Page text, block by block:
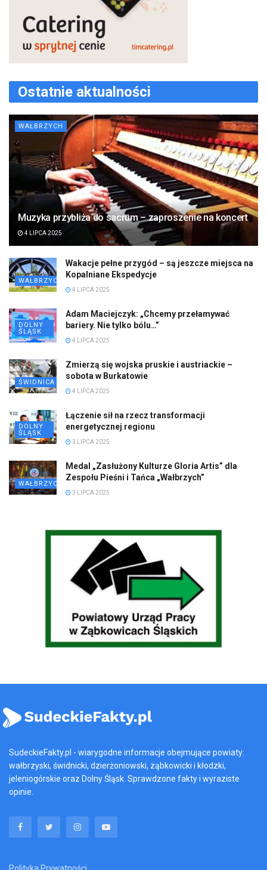
Ostatnie aktualności
WAŁBRZYCH
Muzyka przybliża do sacrum – zaproszenie na koncert
4 LIPCA 2025
WAŁBRZYCH
Wakacje pełne przygód – są jeszcze miejsca na
Kopalniane Ekspedycje
4 LIPCA 2025
DOLNY
ŚLĄSK
Adam Maciejczyk: „Chcemy przełamywać
bariery. Nie tylko bólu…”
4 LIPCA 2025
ŚWIDNICA
Zmierzą się wojska pruskie i austriackie –
sobota w Burkatowie
4 LIPCA 2025
DOLNY
ŚLĄSK
Łączenie sił na rzecz transformacji
energetycznej regionu
3 LIPCA 2025
WAŁBRZYCH
Medal „Zasłużony Kulturze Gloria Artis” dla
Zespołu Pieśni i Tańca „Wałbrzych”
3 LIPCA 2025
SudeckieFakty.pl - wiarygodne informacje obejmujące powiaty:
wałbrzyski, świdnicki, dzierżoniowski, ząbkowicki i kłodzki,
jeleniogórskie oraz Dolny Śląsk. Sprawdzone fakty i wyraziste
opinie.